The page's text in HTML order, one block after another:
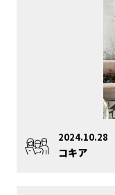
2024.10.28
コキア